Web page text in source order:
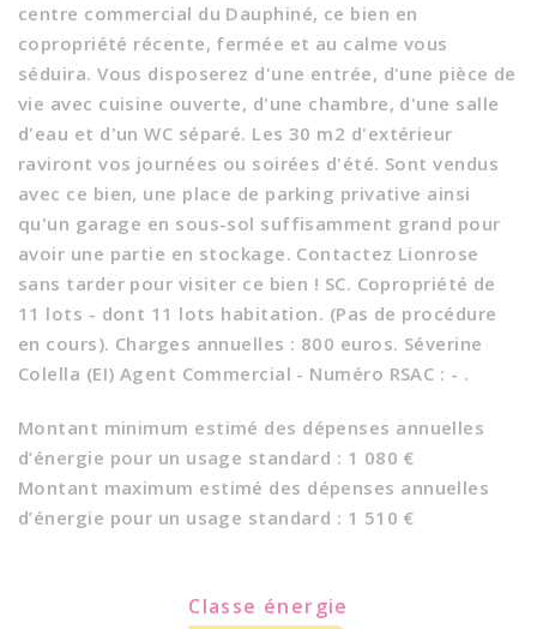
centre commercial du Dauphiné, ce bien en
copropriété récente, fermée et au calme vous
séduira. Vous disposerez d'une entrée, d'une pièce de
vie avec cuisine ouverte, d'une chambre, d'une salle
d'eau et d'un WC séparé. Les 30 m2 d'extérieur
raviront vos journées ou soirées d'été. Sont vendus
avec ce bien, une place de parking privative ainsi
qu'un garage en sous-sol suffisamment grand pour
avoir une partie en stockage. Contactez Lionrose
sans tarder pour visiter ce bien ! SC. Copropriété de
11 lots - dont 11 lots habitation. (Pas de procédure
en cours). Charges annuelles : 800 euros. Séverine
Colella (EI) Agent Commercial - Numéro RSAC : - .
Montant minimum estimé des dépenses annuelles
d’énergie pour un usage standard : 1 080 €
Montant maximum estimé des dépenses annuelles
d’énergie pour un usage standard : 1 510 €
Classe énergie